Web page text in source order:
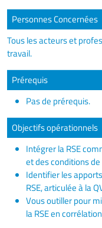
Personnes Concernées
Tous les acteurs et
travail.
Prérequis
Pas de prérequis.
Objectifs opérationnels
Intégrer la RSE
et des conditions
Identifier les
RSE, articulée à la
Vous outiller pour
la RSE en